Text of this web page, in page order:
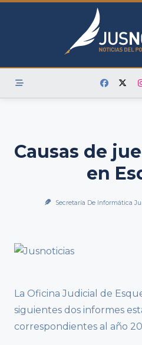
Skip
Causas de
en
Secretaría De Informática
La Oficina Judicial de
siguientes dos informes
correspondientes al año